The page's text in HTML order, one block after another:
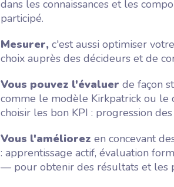
dans les connaissances et les
participé.
Mesurer, c'est aussi optimiser
choix auprès des décideurs et de
Vous pouvez l'évaluer de façon
comme le modèle Kirkpatrick ou le
choisir les bon KPI : progression
Vous l'améliorez en concevant
: apprentissage actif, évaluation
— pour obtenir des résultats et les